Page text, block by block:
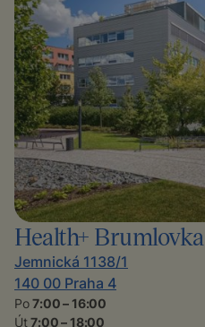
Health+ Brumlovka
Jemnická 1138/1
140 00 Praha 4
Po7:00 – 16:00
Út7:00 – 18:00